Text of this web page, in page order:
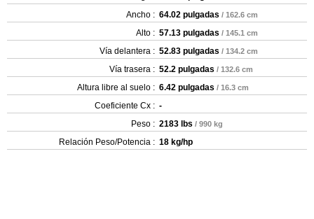
Ancho : 64.02 pulgadas / 162.6 cm
Alto : 57.13 pulgadas / 145.1 cm
Vía delantera : 52.83 pulgadas / 134.2 cm
Vía trasera : 52.2 pulgadas / 132.6 cm
Altura libre al suelo : 6.42 pulgadas / 16.3 cm
Coeficiente Cx : -
Peso : 2183 lbs / 990 kg
Relación Peso/Potencia : 18 kg/hp